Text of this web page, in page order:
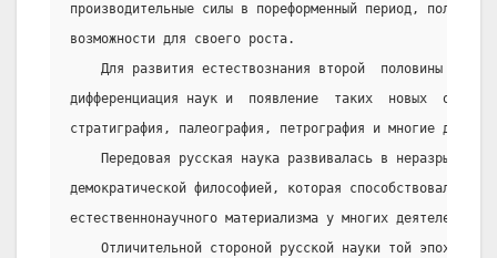
производительные силы в пореформенный период,
возможности для своего роста.
Для развития естествознания второй  половины
дифференциация наук и  появление  таких  новых
стратиграфия, палеография, петрография и многие другие.
Передовая русская наука развивалась в неразрывной
демократической философией, которая способствовала
естественнонаучного материализма у многих деятелей
Отличительной стороной русской науки той эпохи